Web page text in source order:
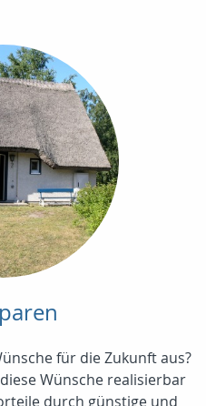
für die Zukunft aus?
Wünsche realisierbar
durch günstige und